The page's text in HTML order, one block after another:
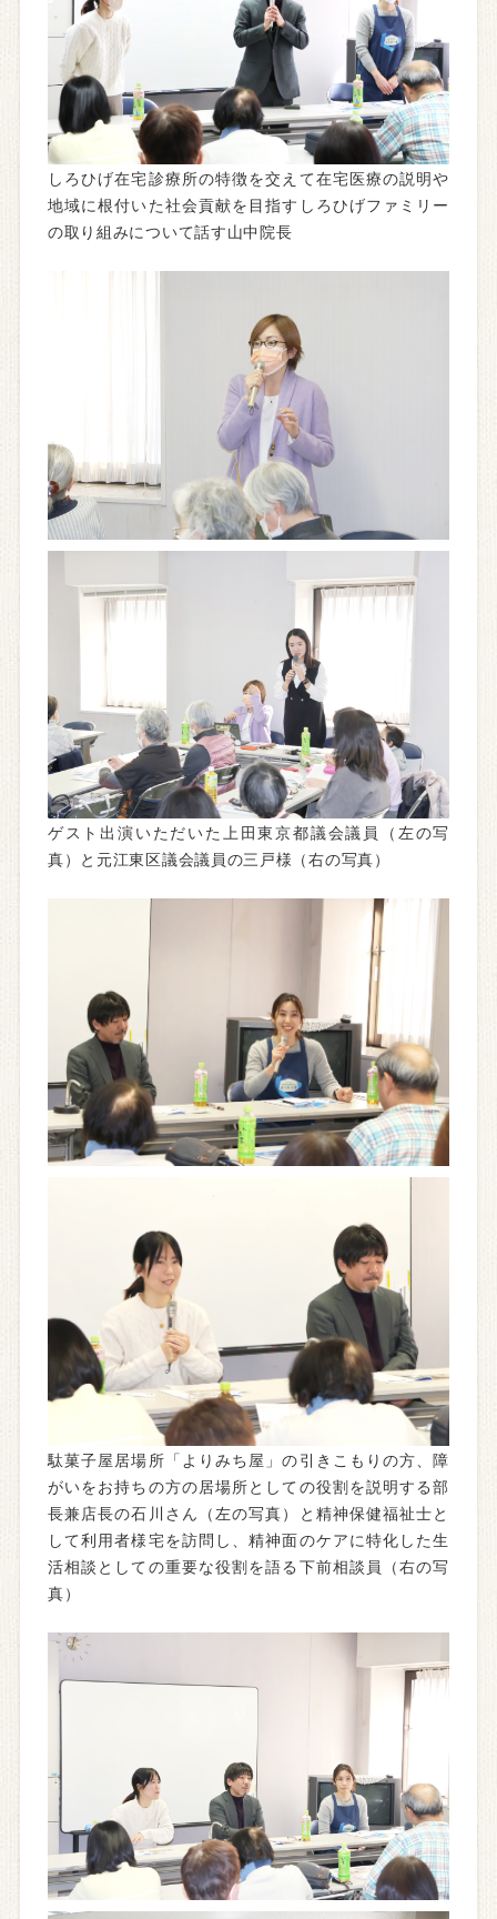
しろひげ在宅診療所の特徴を交えて在宅医療の説明や
地域に根付いた社会貢献を目指すしろひげファミリー
の取り組みについて話す山中院長
ゲスト出演いただいた上田東京都議会議員（左の写
真）と元江東区議会議員の三戸様（右の写真）
駄菓子屋居場所「よりみち屋」の引きこもりの方、障
がいをお持ちの方の居場所としての役割を説明する部
長兼店長の石川さん（左の写真）と精神保健福祉士と
して利用者様宅を訪問し、精神面のケアに特化した生
活相談としての重要な役割を語る下前相談員（右の写
真）